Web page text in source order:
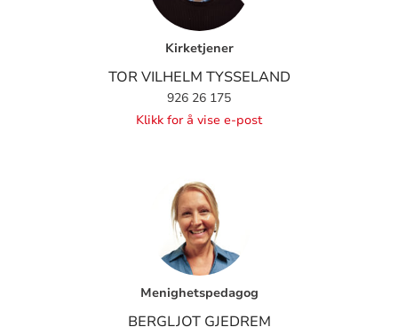
Kirketjener
TOR VILHELM TYSSELAND
926 26 175
Klikk for å vise e-post
Menighetspedagog
BERGLJOT GJEDREM